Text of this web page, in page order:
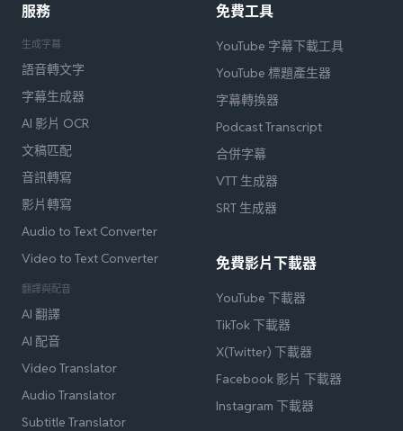
服務
生成字幕
語音轉文字
字幕生成器
AI 影片 OCR
文稿匹配
音訊轉寫
影片轉寫
Audio to Text Converter
Video to Text Converter
翻譯與配音
AI 翻譯
AI 配音
Video Translator
Audio Translator
Subtitle Translator
免費工具
YouTube 字幕下載工具
YouTube 標題產生器
字幕轉換器
Podcast Transcript
合併字幕
VTT 生成器
SRT 生成器
免費影片下載器
YouTube 下載器
TikTok 下載器
X(Twitter) 下載器
Facebook 影片 下載器
Instagram 下載器